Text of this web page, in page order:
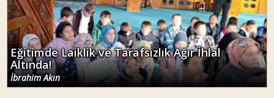
Eğitimde Laiklik ve Tarafsızlık Ağır İhlal
Altında!
İbrahim Akın